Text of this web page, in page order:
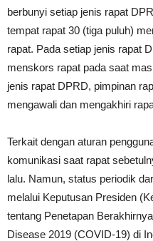
berbunyi setiap jenis rapat
tempat rapat 30 (tiga puluh)
rapat. Pada setiap jenis rapat
menskors rapat pada saat
jenis rapat DPRD, pimpinan
mengawali dan mengakhiri
Terkait dengan aturan
komunikasi saat rapat
lalu. Namun, status periodik
melalui Keputusan Presiden
tentang Penetapan
Disease 2019 (COVID-19) di